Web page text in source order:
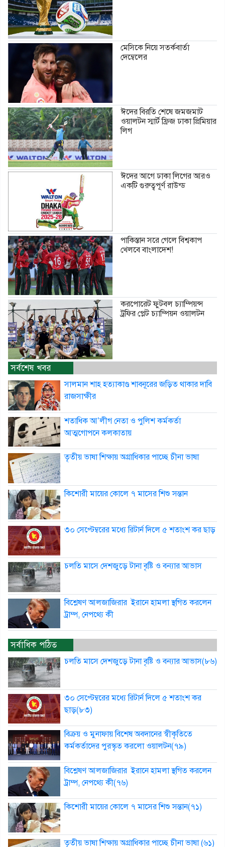
মেসিকে নিয়ে সতর্কবার্তা
দেম্বেলের
ঈদের বিরতি শেষে জমজমাট
ওয়ালটন স্মার্ট ফ্রিজ ঢাকা প্রিমিয়ার
লিগ
ঈদের আগে ঢাকা লিগের আরও
একটি গুরুত্বপূর্ণ রাউন্ড
পাকিস্তান সরে গেলে বিশ্বকাপ
খেলবে বাংলাদেশ!
করপোরেট ফুটবল চ্যাম্পিয়ন্স
ট্রফির প্লেট চ্যাম্পিয়ন ওয়ালটন
সর্বশেষ খবর
সালমান শাহ হত্যাকাণ্ড শাবনূরের জড়িত থাকার দাবি
রাজসাক্ষীর
শতাধিক আ’লীগ নেতা ও পুলিশ কর্মকর্তা
আত্মগোপনে কলকাতায়
তৃতীয় ভাষা শিক্ষায় অগ্রাধিকার পাচ্ছে চীনা ভাষা
কিশোরী মায়ের কোলে ৭ মাসের শিশু সন্তান
৩০ সেপ্টেম্বরের মধ্যে রিটার্ন দিলে ৫ শতাংশ কর ছাড়
চলতি মাসে দেশজুড়ে টানা বৃষ্টি ও বন্যার আভাস
বিশ্লেষণ আলজাজিরার ইরানে হামলা স্থগিত করলেন
ট্রাম্প, নেপথ্যে কী
সর্বাধিক পঠিত
চলতি মাসে দেশজুড়ে টানা বৃষ্টি ও বন্যার আভাস(৮৬)
৩০ সেপ্টেম্বরের মধ্যে রিটার্ন দিলে ৫ শতাংশ কর
ছাড়(৮৩)
বিক্রয় ও মুনাফায় বিশেষ অবদানের স্বীকৃতিতে
কর্মকর্তাদের পুরস্কৃত করলো ওয়ালটন(৭৯)
বিশ্লেষণ আলজাজিরার ইরানে হামলা স্থগিত করলেন
ট্রাম্প, নেপথ্যে কী(৭৬)
কিশোরী মায়ের কোলে ৭ মাসের শিশু সন্তান(৭১)
তৃতীয় ভাষা শিক্ষায় অগ্রাধিকার পাচ্ছে চীনা ভাষা (৬১)